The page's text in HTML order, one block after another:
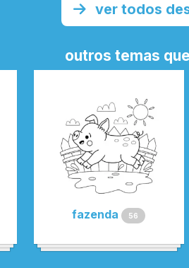
ver todos
outros temas
fazenda 56